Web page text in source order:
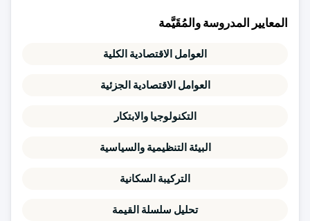
المعايير المدروسة والمُقَيَّمة
العوامل الاقتصادية الكلية
العوامل الاقتصادية الجزئية
التكنولوجيا والابتكار
البيئة التنظيمية والسياسية
التركيبة السكانية
تحليل سلسلة القيمة